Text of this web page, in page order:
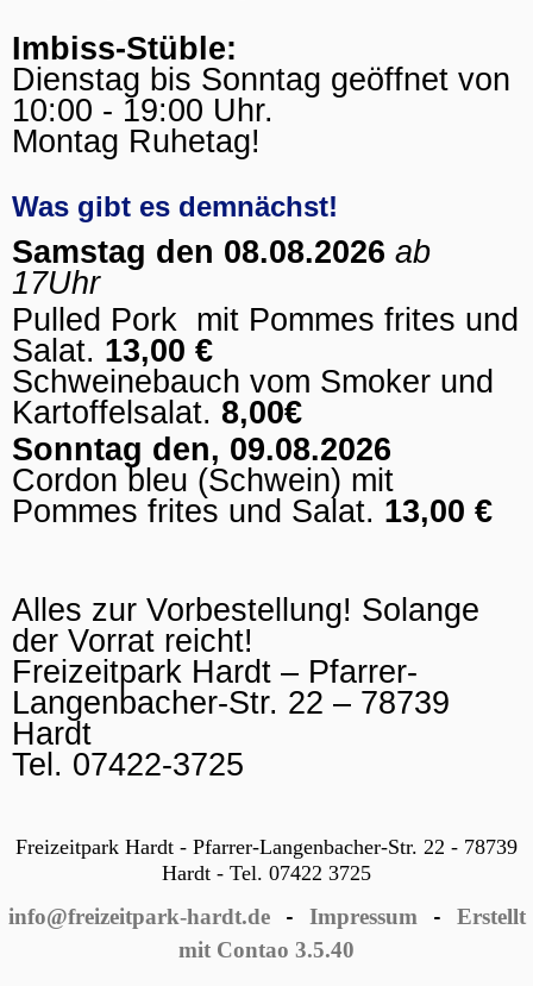
Imbiss-Stüble:
Dienstag bis Sonntag geöffnet von
10:00 - 19:00 Uhr.
Montag Ruhetag!
Was gibt es demnächst!
Samstag den 08.08.2026 ab
17Uhr
Pulled Pork mit Pommes frites und
Salat. 13,00 €
Schweinebauch vom Smoker und
Kartoffelsalat. 8,00€
Sonntag den, 09.08.2026
Cordon bleu (Schwein) mit
Pommes frites und Salat. 13,00 €
Alles zur Vorbestellung! Solange
der Vorrat reicht!
Freizeitpark Hardt – Pfarrer-
Langenbacher-Str. 22 – 78739
Hardt
Tel. 07422-3725
Freizeitpark Hardt - Pfarrer-Langenbacher-Str. 22 - 78739
Hardt - Tel. 07422 3725
info@freizeitpark-hardt.de- Impressum - Erstellt
mit Contao 3.5.40